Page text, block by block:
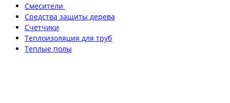
Смесители
Средства защиты дерева
Счетчики
Теплоизоляция для труб
Теплые полы